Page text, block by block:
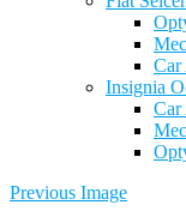
Car
Insignia
Car
Previous Image